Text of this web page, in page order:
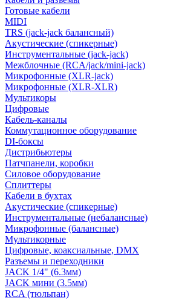
Готовые кабели
MIDI
TRS (jack-jack балансный)
Акустические (спикерные)
Инструментальные (jack-jack)
Межблочные (RCA/jack/mini-jack)
Микрофонные (XLR-jack)
Микрофонные (XLR-XLR)
Мультикоры
Цифровые
Кабель-каналы
Коммутационное оборудование
DI-боксы
Дистрибьютеры
Патчпанели, коробки
Силовое оборудование
Сплиттеры
Кабели в бухтах
Акустические (спикерные)
Инструментальные (небалансные)
Микрофонные (балансные)
Мультикорные
Цифровые, коаксиальные, DMX
Разъемы и переходники
JACK 1/4" (6.3мм)
JACK мини (3.5мм)
RCA (тюльпан)